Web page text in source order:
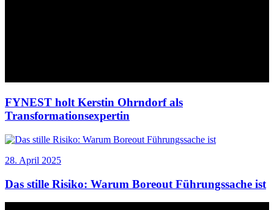
FYNEST holt Kerstin Ohrndorf als
Transformationsexpertin
28. April 2025
Das stille Risiko: Warum Boreout Führungssache ist